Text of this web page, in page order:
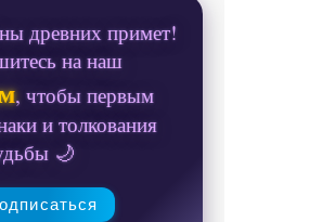
древних примет!
на наш
, чтобы первым
и толкования
🌙